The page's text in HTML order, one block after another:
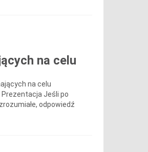
na celu
na celu
Jeśli po
odpowiedź